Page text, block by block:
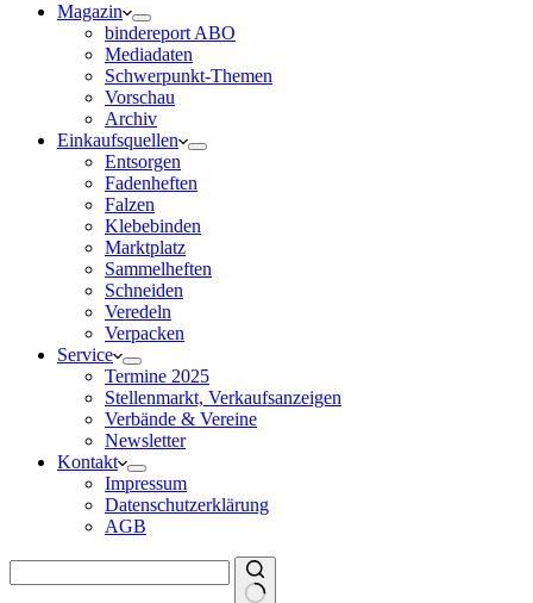
Magazin
bindereport ABO
Mediadaten
Schwerpunkt-Themen
Vorschau
Archiv
Einkaufsquellen
Entsorgen
Fadenheften
Falzen
Klebebinden
Marktplatz
Sammelheften
Schneiden
Veredeln
Verpacken
Service
Termine 2025
Stellenmarkt, Verkaufsanzeigen
Verbände & Vereine
Newsletter
Kontakt
Impressum
Datenschutzerklärung
AGB